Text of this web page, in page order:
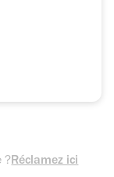
?Réclamez ici